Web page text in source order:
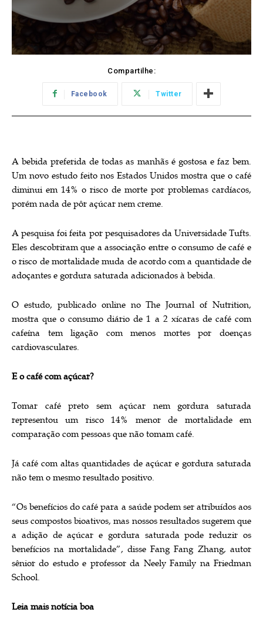
Compartilhe:
Facebook Twitter
A bebida preferida de todas as manhãs é gostosa e faz bem.
Um novo estudo feito nos Estados Unidos mostra que o café
diminui em 14% o risco de morte por problemas cardíacos,
porém nada de pôr açúcar nem creme.
A pesquisa foi feita por pesquisadores da Universidade Tufts.
Eles descobriram que a associação entre o consumo de café e
o risco de mortalidade muda de acordo com a quantidade de
adoçantes e gordura saturada adicionados à bebida.
O estudo, publicado online no The Journal of Nutrition,
mostra que o consumo diário de 1 a 2 xícaras de café com
cafeína tem ligação com menos mortes por doenças
cardiovasculares.
E o café com açúcar?
Tomar café preto sem açúcar nem gordura saturada
representou um risco 14% menor de mortalidade em
comparação com pessoas que não tomam café.
Já café com altas quantidades de açúcar e gordura saturada
não tem o mesmo resultado positivo.
“Os benefícios do café para a saúde podem ser atribuídos aos
seus compostos bioativos, mas nossos resultados sugerem que
a adição de açúcar e gordura saturada pode reduzir os
benefícios na mortalidade”, disse Fang Fang Zhang, autor
sênior do estudo e professor da Neely Family na Friedman
School.
Leia mais notícia boa